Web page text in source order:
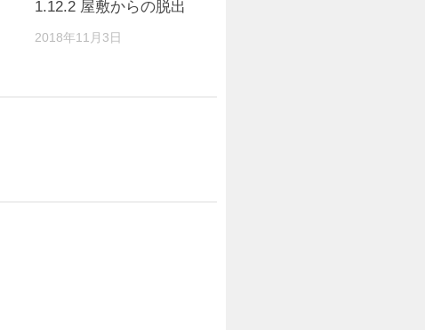
1.12.2 屋敷からの脱出
2018年11月3日